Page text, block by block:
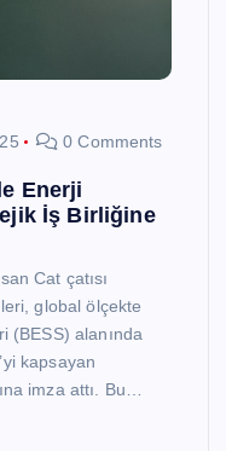
0 Comments
Enerji
İş Birliğine
Cat çatısı
global ölçekte
(BESS) alanında
kapsayan
imza attı. Bu…